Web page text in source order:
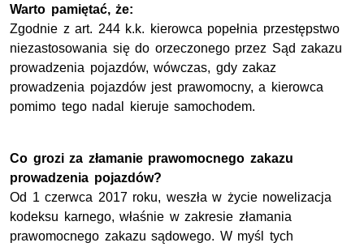
Warto pamiętać, że:
Zgodnie z art. 244 k.k. kierowca popełnia przestępstwo
niezastosowania się do orzeczonego przez Sąd zakazu
prowadzenia pojazdów, wówczas, gdy zakaz
prowadzenia pojazdów jest prawomocny, a kierowca
pomimo tego nadal kieruje samochodem.
Co grozi za złamanie prawomocnego zakazu
prowadzenia pojazdów?
Od 1 czerwca 2017 roku, weszła w życie nowelizacja
kodeksu karnego, właśnie w zakresie złamania
prawomocnego zakazu sądowego. W myśl tych